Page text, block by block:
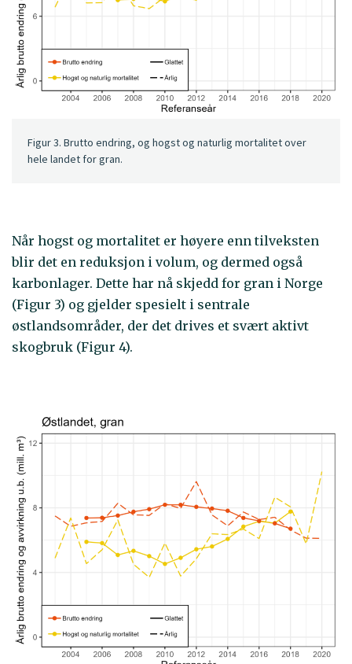
Figur 3. Brutto endring, og hogst og naturlig mortalitet over
hele landet for gran.
Når hogst og mortalitet er høyere enn tilveksten
blir det en reduksjon i volum, og dermed også
karbonlager. Dette har nå skjedd for gran i Norge
(Figur 3) og gjelder spesielt i sentrale
østlandsområder, der det drives et svært aktivt
skogbruk (Figur 4).